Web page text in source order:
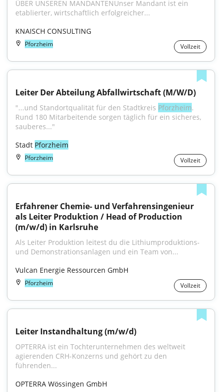
ÜBER UNSEREN MANDANTENUnser Mandant ist ein
etablierter, wirtschaftlich erfolgreicher...
KNAISCH CONSULTING
Pforzheim Vollzeit
Leiter Der Abteilung Abfallwirtschaft (M/W/D)
"...und Standortqualität für den Stadtkreis Pforzheim.
Rund 180 Mitarbeitende sorgen täglich für ein sicheres,
sauberes..."
Stadt Pforzheim
Pforzheim Vollzeit
Erfahrener Chemie- und Verfahrensingenieur
als Leiter Produktion / Head of Production
(m/w/d) in Karlsruhe
Als Leiter Produktion leitest du die Lithiumproduktions-
und Demonstrationsanlagen und ein Team von...
Vulcan Energie Ressourcen GmbH
Pforzheim Vollzeit
Leiter Instandhaltung (m/w/d)
OPTERRA ist ein Tochterunternehmen des weltweit
agierenden CRH-Konzerns und gehört zu den
führenden...
OPTERRA Wössingen GmbH